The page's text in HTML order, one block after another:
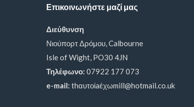
Επικοινωνήστε μαζί μας
Διεύθυνση
Νιούπορτ Δρόμου, Calbourne
Isle of Wight, PO30 4JN
Τηλέφωνο: 07922 177 073
e-mail: thαυτοίaέχωmill@hotmail.co.uk